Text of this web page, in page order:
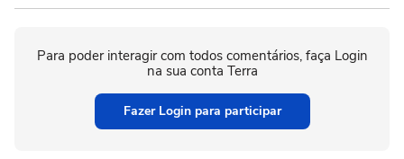
Para poder interagir com todos comentários, faça Login
na sua conta Terra
Fazer Login para participar